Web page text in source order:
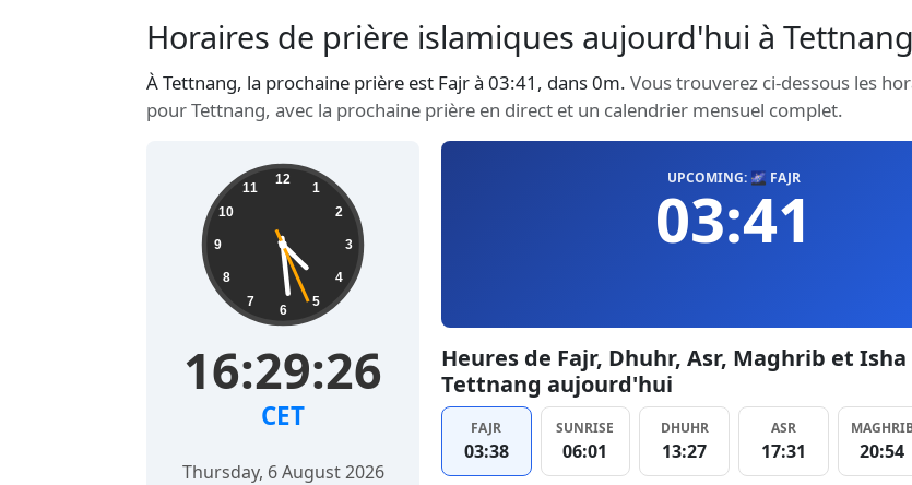
Horaires de prière islamiques aujourd'hui à
À Tettnang, la prochaine prière est Fajr à 03:41, dans 0m. Vous trouverez ci-dessous les
pour Tettnang, avec la prochaine prière en direct et un calendrier mensuel complet.
12
1
2
3
4
5
6
7
8
9
10
11
16:29:27
CET
Thursday, 6 August 2026
UPCOMING: 🌌 FAJR
03:41
Heures de Fajr, Dhuhr, Asr, Maghrib et Isha
Tettnang aujourd'hui
FAJR
03:38
SUNRISE
06:01
DHUHR
13:27
ASR
17:31 20:54